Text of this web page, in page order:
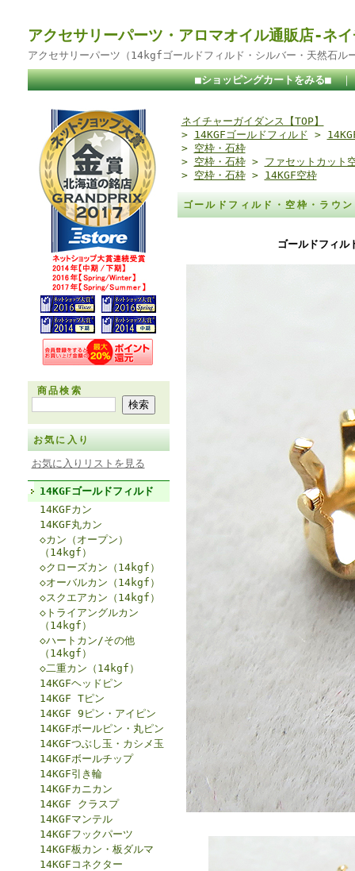
アクセサリーパーツ・アロマオイル通販店-ネ
アクセサリーパーツ（14kgfゴールドフィルド・シルバー・天然石ル
■ショッピングカートをみる■
商品検索
お気に入り
お気に入りリストを見る
14KGFゴールドフィルド
14KGFカン
14KGF丸カン
◇カン（オープン）
（14kgf）
◇クローズカン（14kgf）
◇オーバルカン（14kgf）
◇スクエアカン（14kgf）
◇トライアングルカン
（14kgf）
◇ハートカン/その他
（14kgf）
◇二重カン（14kgf）
14KGFヘッドピン
14KGF Tピン
14KGF 9ピン・アイピン
14KGFボールピン・丸ピン
14KGFつぶし玉・カシメ玉
14KGFボールチップ
14KGF引き輪
14KGFカニカン
14KGF クラスプ
14KGFマンテル
14KGFフックパーツ
14KGF板カン・板ダルマ
14KGFコネクター
ネイチャーガイダンス【TOP】
> 14KGFゴールドフィルド >
> 空枠・石枠
> 空枠・石枠> ファセットカット
> 空枠・石枠> 14KGF空枠
ゴールドフィルド・空枠・ラ
ゴールドフィ